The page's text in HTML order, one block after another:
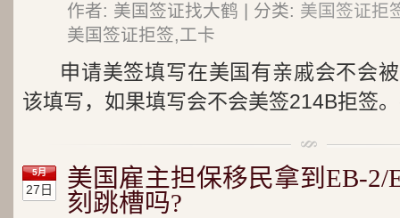
作者: 美国签证找大鹤 | 分类: 美国签证拒
美国签证拒签,工卡
申请美签填写在美国有亲戚会不会
该填写，如果填写会不会美签214B拒签
5月
27日
美国雇主担保移民拿到EB-2/
刻跳槽吗?